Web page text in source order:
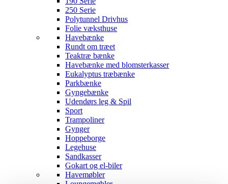
250 Serie
Polytunnel Drivhus
Folie væksthuse
Havebænke
Rundt om træet
Teaktræ bænke
Havebænke med blomsterkasser
Eukalyptus træbænke
Parkbænke
Gyngebænke
Udendørs leg & Spil
Sport
Trampoliner
Gynger
Hoppeborge
Legehuse
Sandkasser
Gokart og el-biler
Havemøbler